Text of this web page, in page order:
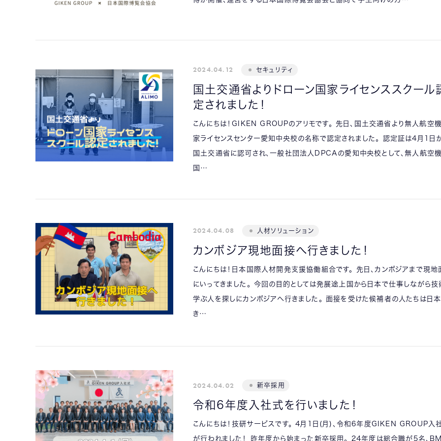
2024.04.12 セキュリティ
国土交通省よりドローン国家ライセンススクール
定されました！
こんにちは！GIKEN GROUPのアリモです。 先日、国土交通省より無人航空
家ライセンスセンター愛知中央校の名称で認定されました。 認定証は4月1日
国土交通省に認可され、一般社団法人DPCAの愛知中央校として、無人航空機
国…
2024.04.08 人材ソリューション
カンボジア現地面接へ行きました！
こんにちは！日本国際人材開発支援協働組合です。 先日、カンボジアまで現地
にいってきました。 今回の目的としては発展途上国から日本で仕事しながら技
学ぶ人を探しにカンボジアへ行きました。 面接を受けた候補者の人たちは日
き…
2024.04.02 新卒採用
令和6年度入社式を行いました！
こんにちは！技研サービスです。 4月1日(月)、令和6年度GIKEN GROUP入
が行われました！ 昨年度から始まった新卒採用。 24年度は総合職が5名、